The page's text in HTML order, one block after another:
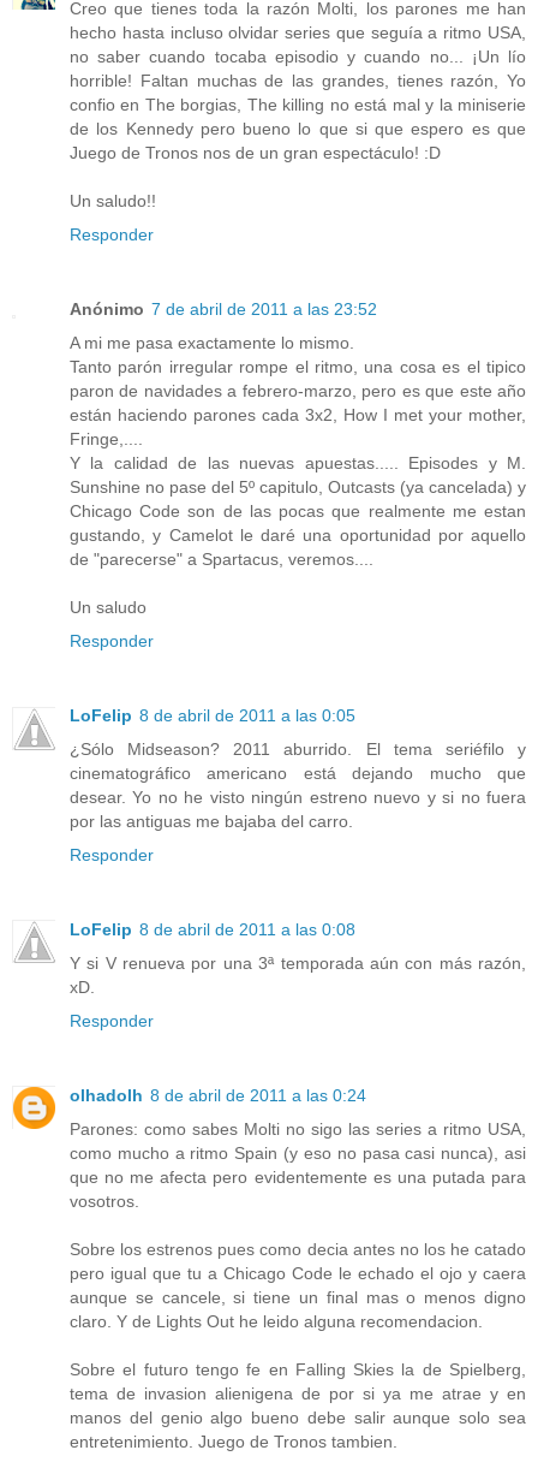
Creo que tienes toda la razón Molti, los parones me han
hecho hasta incluso olvidar series que seguía a ritmo USA,
no saber cuando tocaba episodio y cuando no... ¡Un lío
horrible! Faltan muchas de las grandes, tienes razón, Yo
confio en The borgias, The killing no está mal y la miniserie
de los Kennedy pero bueno lo que si que espero es que
Juego de Tronos nos de un gran espectáculo! :D
Un saludo!!
Responder
Anónimo 7 de abril de 2011 a las 23:52
A mi me pasa exactamente lo mismo.
Tanto parón irregular rompe el ritmo, una cosa es el tipico
paron de navidades a febrero-marzo, pero es que este año
están haciendo parones cada 3x2, How I met your mother,
Fringe,....
Y la calidad de las nuevas apuestas..... Episodes y M.
Sunshine no pase del 5º capitulo, Outcasts (ya cancelada) y
Chicago Code son de las pocas que realmente me estan
gustando, y Camelot le daré una oportunidad por aquello
de "parecerse" a Spartacus, veremos....
Un saludo
Responder
LoFelip 8 de abril de 2011 a las 0:05
¿Sólo Midseason? 2011 aburrido. El tema seriéfilo y
cinematográfico americano está dejando mucho que
desear. Yo no he visto ningún estreno nuevo y si no fuera
por las antiguas me bajaba del carro.
Responder
LoFelip 8 de abril de 2011 a las 0:08
Y si V renueva por una 3ª temporada aún con más razón,
xD.
Responder
olhadolh 8 de abril de 2011 a las 0:24
Parones: como sabes Molti no sigo las series a ritmo USA,
como mucho a ritmo Spain (y eso no pasa casi nunca), asi
que no me afecta pero evidentemente es una putada para
vosotros.
Sobre los estrenos pues como decia antes no los he catado
pero igual que tu a Chicago Code le echado el ojo y caera
aunque se cancele, si tiene un final mas o menos digno
claro. Y de Lights Out he leido alguna recomendacion.
Sobre el futuro tengo fe en Falling Skies la de Spielberg,
tema de invasion alienigena de por si ya me atrae y en
manos del genio algo bueno debe salir aunque solo sea
entretenimiento. Juego de Tronos tambien.